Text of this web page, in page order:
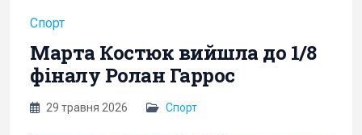
Спорт
Марта Костюк вийшла до 1/8
фіналу Ролан Гаррос
29 травня 2026 Спорт